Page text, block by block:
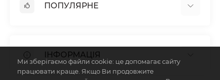
ПОПУЛЯРНЕ
Столярна фурнітура
Гардеробне наповнення
Освітлення
ІНФОРМАЦІЯ
Ми зберігаємо файли cookie: це допомагає сайту
працювати краще. Якщо Ви продовжите